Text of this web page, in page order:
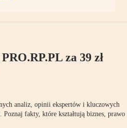
za 39 zł
analiz, opinii ekspertów i kluczowych
Poznaj fakty, które kształtują biznes, prawo